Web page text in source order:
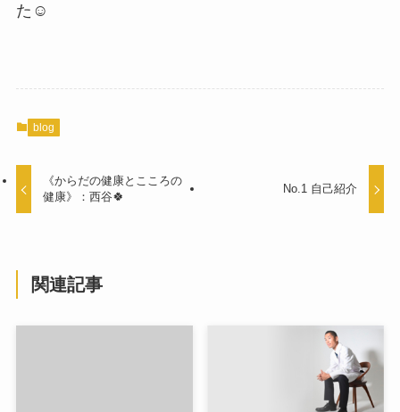
た☺️
blog
《からだの健康とこころの
健康》：西谷🍀
No.1 自己紹介
関連記事